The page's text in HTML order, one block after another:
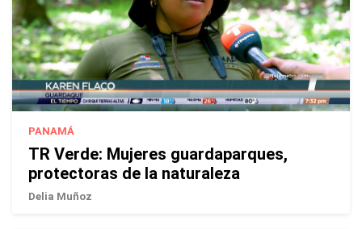
PANAMÁ
TR Verde: Mujeres guardaparques,
protectoras de la naturaleza
Delia Muñoz